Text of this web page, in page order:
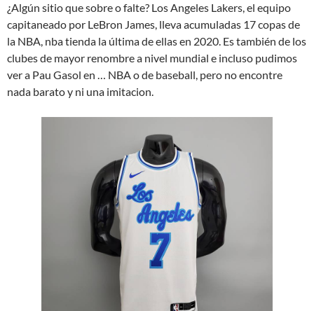
¿Algún sitio que sobre o falte? Los Angeles Lakers, el equipo
capitaneado por LeBron James, lleva acumuladas 17 copas de
la NBA, nba tienda la última de ellas en 2020. Es también de los
clubes de mayor renombre a nivel mundial e incluso pudimos
ver a Pau Gasol en … NBA o de baseball, pero no encontre
nada barato y ni una imitacion.